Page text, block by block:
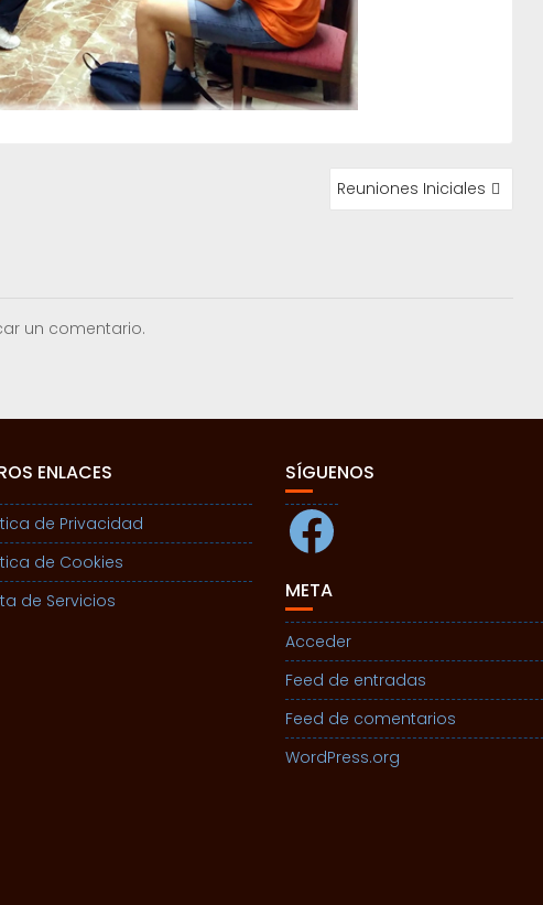
Reuniones Iniciales
un comentario.
ENLACES
de Privacidad
de Cookies
de Servicios
SÍGUENOS
Facebook
META
Acceder
Feed de entradas
Feed de comentarios
WordPress.org